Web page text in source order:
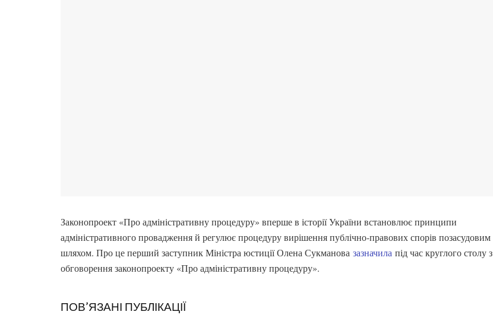
Законопроект «Про адміністративну процедуру» вперше в історії України встановлює принципи
адміністративного провадження й регулює процедуру вирішення публічно-правових спорів позасудовим
шляхом. Про це перший заступник Міністра юстиції Олена Сукманова зазначила під час круглого столу з
обговорення законопроекту «Про адміністративну процедуру».
ПОВ’ЯЗАНІ ПУБЛІКАЦІЇ